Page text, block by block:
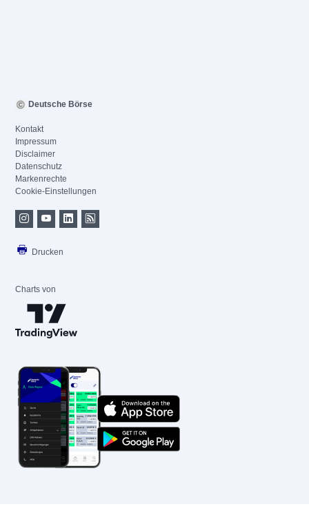
Deutsche Börse
Kontakt
Impressum
Disclaimer
Datenschutz
Markenrechte
Cookie-Einstellungen
Drucken
Charts von